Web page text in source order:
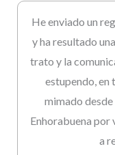
He enviado un
y ha resultado
trato y la
estupendo, en
mimado
Enhorabuena
a